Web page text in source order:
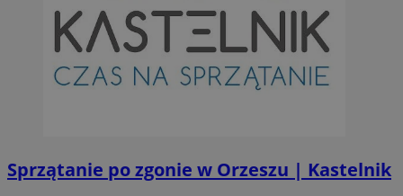
Sprzątanie po zgonie w Orzeszu | Kastelnik